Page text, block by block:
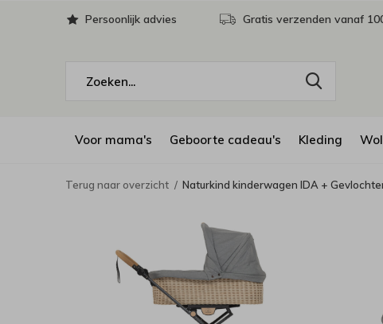
Voor mama's Geboorte cadeau's Kleding
Persoonlijk advies Gratis verzenden vanaf
Terug naar overzicht Naturkind kinderwagen IDA +